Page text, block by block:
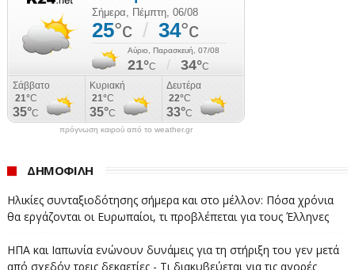
Το Protergia Picasso, είναι το προϊόν ενέργειας νέας
γενιάς, στο οποίο ο καταναλωτής επιλέγει το ποσό που
θα πληρώνει κάθε μήνα για το ρεύμα του, με
προγράμματα για ένα ολόκληρο χρόνο, καλύπτοντας το
σύνολο των ενεργειακών χρεώσεων μαζί με
ανταγωνιστικές και ρυθμιζόμενες, οπότε το ποσό
παραμένει σταθερό και δεν αλλάζει κάθε μήνα.
#ΤΙΜΟΛΟΓΙΑ_ΡΕΥΜΑΤΟΣ #ΤΙΜΕΣ_ΡΕΥΜΑ
πρόγνωση καιρού από το weather.gr
ΔΗΜΟΦΙΛΗ
Ηλικίες συνταξιοδότησης σήμερα και στο μέλλον: Πόσα χρόνια
θα εργάζονται οι Ευρωπαίοι, τι προβλέπεται για τους Έλληνες
ΗΠΑ και Ιαπωνία ενώνουν δυνάμεις για τη στήριξη του γεν μετά
από σχεδόν τρεις δεκαετίες - Τι διακυβεύεται για τις αγορές